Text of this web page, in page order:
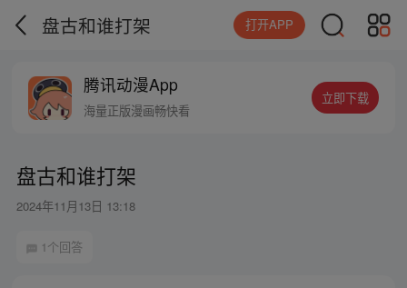
盘古和谁打架 打开APP
腾讯动漫App
海量正版漫画畅快看
立即下载
盘古和谁打架
2024年11月13日 13:18
1个回答